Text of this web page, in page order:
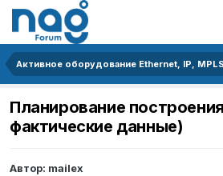
Планирование
фактические данные)
Автор: mailex